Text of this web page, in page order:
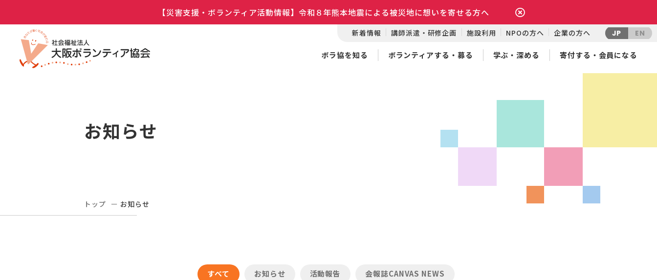
【災害支援・ボランティア活動情報】令和８年熊本地震による被災地に想いを寄せる方へ
新着情報 講師派遣・研修企画 施設利用 NPOの方へ 企業の方へ JP EN
ボラ協を知る ボランティアする・募る 学ぶ・深める 寄付する・会員になる
お知らせ
トップ お知らせ
すべて お知らせ 活動報告 会報誌CANVAS NEWS